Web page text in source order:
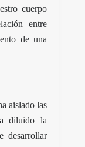
cuerpo
entre
de una
aislado las
diluido la
desarrollar